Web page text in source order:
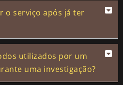
o serviço após já ter
utilizados por um
uma investigação?